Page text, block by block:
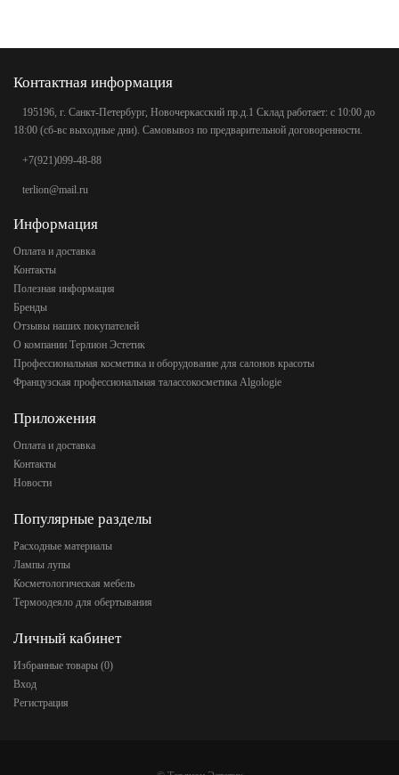
Контактная информация
195196, г. Санкт-Петербург, Новочеркасский пр.д.1 Склад работает: с 10:00 до
18:00 (сб-вс выходные дни). Самовывоз по предварительной договоренности.
+7(921)099-48-88
terlion@mail.ru
Информация
Оплата и доставка
Контакты
Полезная информация
Бренды
Отзывы наших покупателей
О компании Терлион Эстетик
Профессиональная косметика и оборудование для салонов красоты
Французская профессиональная талассокосметика Algologie
Приложения
Оплата и доставка
Контакты
Новости
Популярные разделы
Расходные материалы
Лампы лупы
Косметологическая мебель
Термоодеяло для обертывания
Личный кабинет
Избранные товары (0)
Вход
Регистрация